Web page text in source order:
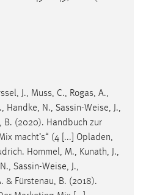
J., Muss, C., Rogas, A.,
Handke, N., Sassin-Weise, J.,
B. (2020). Handbuch zur
macht’s“ (4 [...] Opladen,
Hommel, M., Kunath, J.,
Sassin-Weise, J.,
& Fürstenau, B. (2018).